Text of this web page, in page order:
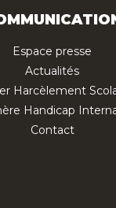
Espace presse
Actualités
Harcèlement
Handicap
Contact